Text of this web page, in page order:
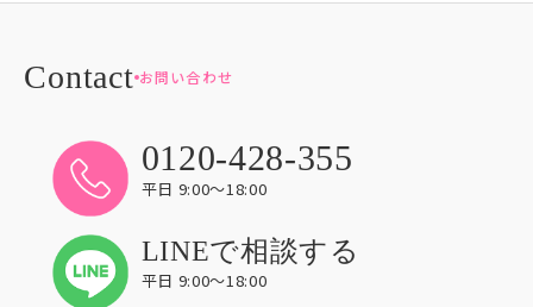
お問い合わせ
0120-428-355
平日 9:00〜18:00
LINEで相談する
平日 9:00〜18:00